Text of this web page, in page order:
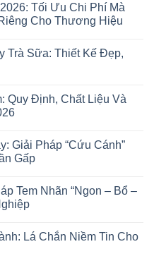
Tối Ưu Chi Phí Mà
Cho Thương Hiệu
Trà Sữa: Thiết Kế Đẹp,
Quy Định, Chất Liệu Và
Giải Pháp “Cứu Cánh”
Gấp
Tem Nhãn “Ngon – Bổ –
Lá Chắn Niềm Tin Cho